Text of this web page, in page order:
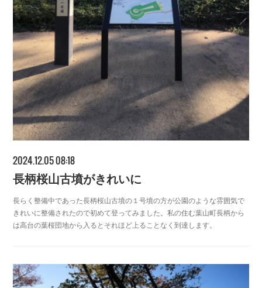
2024.12.05 08:18
長柄桜山古墳がきれいに
長らく整備中であった長柄桜山古墳の１号墳の方が公園のような雰囲気で
きれいに整備されたので初めて登ってみました。私の住む葉山町長柄から
は高台の葉桜団地から入るとそれほど上ることなく到達します。